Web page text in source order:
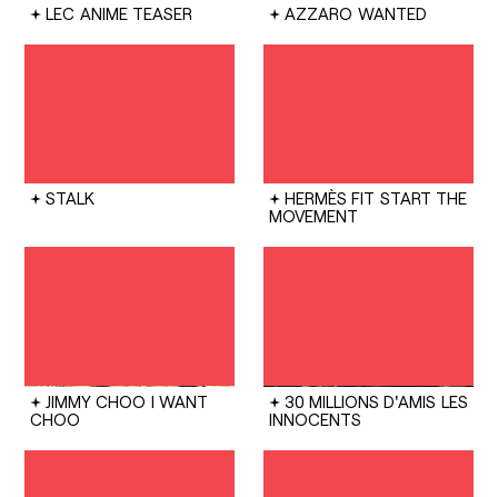
LEC ANIME TEASER AZZARO WANTED
STALK HERMÈS FIT START THE
MOVEMENT
JIMMY CHOO I WANT
CHOO
30 MILLIONS D'AMIS LES
INNOCENTS